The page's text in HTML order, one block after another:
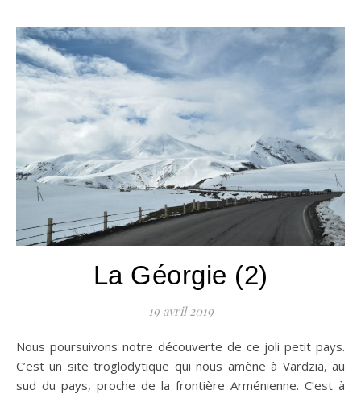
La Géorgie (2)
19 avril 2019
Nous poursuivons notre découverte de ce joli petit pays.
C’est un site troglodytique qui nous amène à Vardzia, au
sud du pays, proche de la frontière Arménienne. C’est à